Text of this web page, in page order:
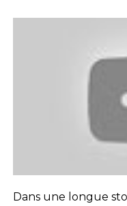
Dans une longue